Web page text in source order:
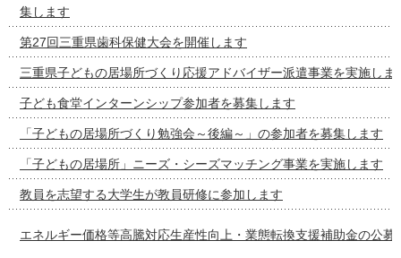
集します
第27回三重県歯科保健大会を開催します
三重県子どもの居場所づくり応援アドバイザー派遣事業を実施しま
子ども食堂インターンシップ参加者を募集します
「子どもの居場所づくり勉強会～後編～」の参加者を募集します
「子どもの居場所」ニーズ・シーズマッチング事業を実施します
教員を志望する大学生が教員研修に参加します
エネルギー価格等高騰対応生産性向上・業態転換支援補助金の公募